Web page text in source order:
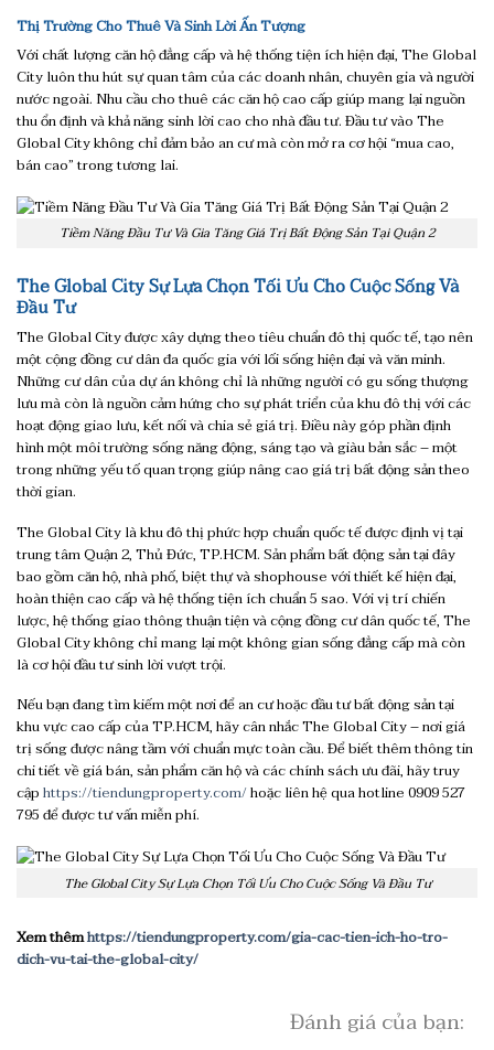
Thị Trường Cho Thuê Và Sinh Lời Ấn Tượng
Với chất lượng căn hộ đẳng cấp và hệ thống tiện ích hiện đại, The Global
City luôn thu hút sự quan tâm của các doanh nhân, chuyên gia và người
nước ngoài. Nhu cầu cho thuê các căn hộ cao cấp giúp mang lại nguồn
thu ổn định và khả năng sinh lời cao cho nhà đầu tư. Đầu tư vào The
Global City không chỉ đảm bảo an cư mà còn mở ra cơ hội “mua cao,
bán cao” trong tương lai.
Tiềm Năng Đầu Tư Và Gia Tăng Giá Trị Bất Động Sản Tại Quận 2
The Global City Sự Lựa Chọn Tối Ưu Cho Cuộc Sống Và
Đầu Tư
The Global City được xây dựng theo tiêu chuẩn đô thị quốc tế, tạo nên
một cộng đồng cư dân đa quốc gia với lối sống hiện đại và văn minh.
Những cư dân của dự án không chỉ là những người có gu sống thượng
lưu mà còn là nguồn cảm hứng cho sự phát triển của khu đô thị với các
hoạt động giao lưu, kết nối và chia sẻ giá trị. Điều này góp phần định
hình một môi trường sống năng động, sáng tạo và giàu bản sắc – một
trong những yếu tố quan trọng giúp nâng cao giá trị bất động sản theo
thời gian.
The Global City là khu đô thị phức hợp chuẩn quốc tế được định vị tại
trung tâm Quận 2, Thủ Đức, TP.HCM. Sản phẩm bất động sản tại đây
bao gồm căn hộ, nhà phố, biệt thự và shophouse với thiết kế hiện đại,
hoàn thiện cao cấp và hệ thống tiện ích chuẩn 5 sao. Với vị trí chiến
lược, hệ thống giao thông thuận tiện và cộng đồng cư dân quốc tế, The
Global City không chỉ mang lại một không gian sống đẳng cấp mà còn
là cơ hội đầu tư sinh lời vượt trội.
Nếu bạn đang tìm kiếm một nơi để an cư hoặc đầu tư bất động sản tại
khu vực cao cấp của TP.HCM, hãy cân nhắc The Global City – nơi giá
trị sống được nâng tầm với chuẩn mực toàn cầu. Để biết thêm thông tin
chi tiết về giá bán, sản phẩm căn hộ và các chính sách ưu đãi, hãy truy
cậphttps://tiendungproperty.com/hoặc liên hệ qua hotline 0909 527
795 để được tư vấn miễn phí.
The Global City Sự Lựa Chọn Tối Ưu Cho Cuộc Sống Và Đầu Tư
Xem thêmhttps://tiendungproperty.com/gia-cac-tien-ich-ho-tro-
dich-vu-tai-the-global-city/
Đánh giá của bạn: